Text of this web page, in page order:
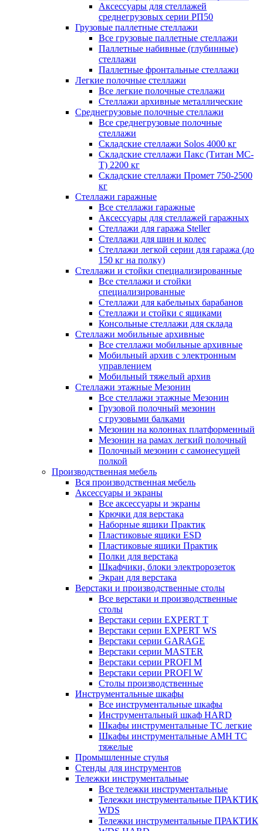
Аксессуары для стеллажей
среднегрузовых серии РП50
Грузовые паллетные стеллажи
Все грузовые паллетные стеллажи
Паллетные набивные (глубинные)
стеллажи
Паллетные фронтальные стеллажи
Легкие полочные стеллажи
Все легкие полочные стеллажи
Стеллажи архивные металлические
Среднегрузовые полочные стеллажи
Все среднегрузовые полочные
стеллажи
Складские стеллажи Solos 4000 кг
Складские стеллажи Пакс (Титан МС-
Т) 2200 кг
Складские стеллажи Промет 750-2500
кг
Стеллажи гаражные
Все стеллажи гаражные
Аксессуары для стеллажей гаражных
Стеллажи для гаража Steller
Стеллажи для шин и колес
Стеллажи легкой серии для гаража (до
150 кг на полку)
Стеллажи и стойки специализированные
Все стеллажи и стойки
специализированные
Стеллажи для кабельных барабанов
Стеллажи и стойки с ящиками
Консольные стеллажи для склада
Стеллажи мобильные архивные
Все стеллажи мобильные архивные
Мобильный архив с электронным
управлением
Мобильный тяжелый архив
Стеллажи этажные Мезонин
Все стеллажи этажные Мезонин
Грузовой полочный мезонин
с грузовыми балками
Мезонин на колоннах платформенный
Мезонин на рамах легкий полочный
Полочный мезонин с самонесущей
полкой
Производственная мебель
Вся производственная мебель
Аксессуары и экраны
Все аксессуары и экраны
Крючки для верстака
Наборные ящики Практик
Пластиковые ящики ESD
Пластиковые ящики Практик
Полки для верстака
Шкафчики, блоки электророзеток
Экран для верстака
Верстаки и производственные столы
Все верстаки и производственные
столы
Верстаки серии EXPERT T
Верстаки серии EXPERT WS
Верстаки серии GARAGE
Верстаки серии MASTER
Верстаки серии PROFI M
Верстаки серии PROFI W
Столы производственные
Инструментальные шкафы
Все инструментальные шкафы
Инструментальный шкаф HARD
Шкафы инструментальные ТС легкие
Шкафы инструментальные AMH TC
тяжелые
Промышленные стулья
Стенды для инструментов
Тележки инструментальные
Все тележки инструментальные
Тележки инструментальные ПРАКТИК
WDS
Тележки инструментальные ПРАКТИК